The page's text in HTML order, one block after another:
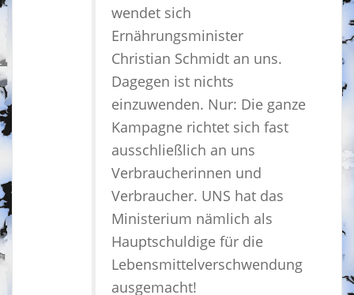
wendet sich
Ernährungsminister
Christian Schmidt an uns.
Dagegen ist nichts
einzuwenden. Nur: Die ganze
Kampagne richtet sich fast
ausschließlich an uns
Verbraucherinnen und
Verbraucher. UNS hat das
Ministerium nämlich als
Hauptschuldige für die
Lebensmittelverschwendung
ausgemacht!